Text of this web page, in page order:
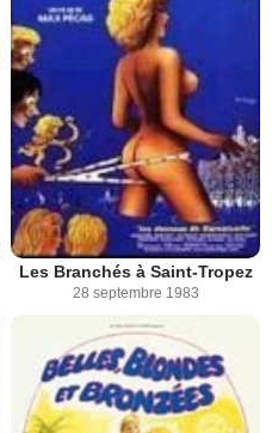
Les Branchés à Saint-Tropez
28 septembre 1983